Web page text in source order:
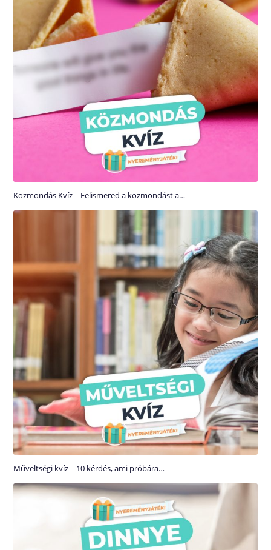
Közmondás Kvíz – Felismered a közmondást a…
Műveltségi kvíz – 10 kérdés, ami próbára…